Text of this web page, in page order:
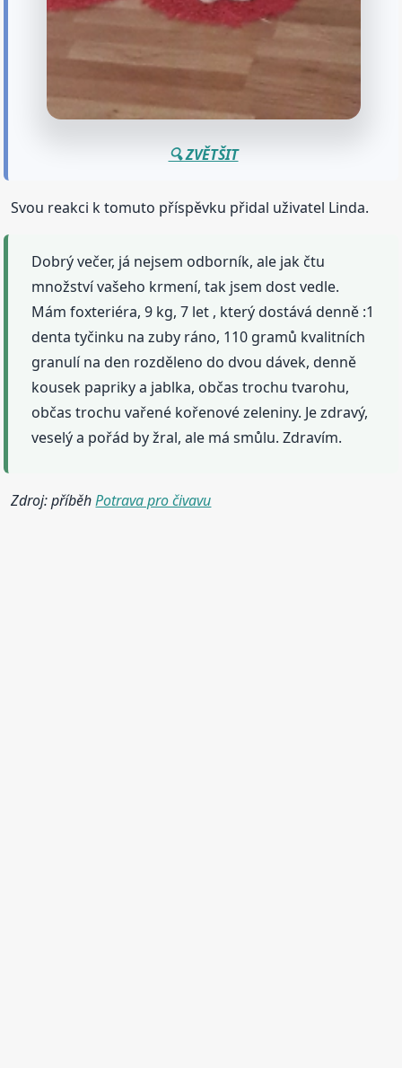
🔍 ZVĚTŠIT
Svou reakci k tomuto příspěvku přidal uživatel Linda.
Dobrý večer, já nejsem odborník, ale jak čtu
množství vašeho krmení, tak jsem dost vedle.
Mám foxteriéra, 9 kg, 7 let , který dostává denně :1
denta tyčinku na zuby ráno, 110 gramů kvalitních
granulí na den rozděleno do dvou dávek, denně
kousek papriky a jablka, občas trochu tvarohu,
občas trochu vařené kořenové zeleniny. Je zdravý,
veselý a pořád by žral, ale má smůlu. Zdravím.
Zdroj: příběhPotrava pro čivavu